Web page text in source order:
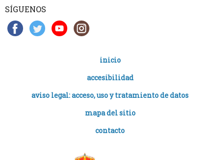
SÍGUENOS
inicio
accesibilidad
aviso legal: acceso, uso y tratamiento de datos
mapa del sitio
contacto